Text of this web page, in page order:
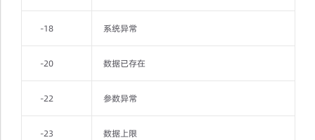
-18 系统异常
-20 数据已存在
-22 参数异常
-23 数据上限